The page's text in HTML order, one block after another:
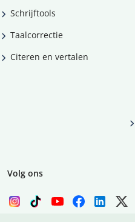
Schrijftools
Taalcorrectie
Citeren en vertalen
Volg ons